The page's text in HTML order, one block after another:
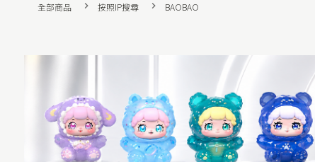
全部商品 按照IP搜尋 BAOBAO